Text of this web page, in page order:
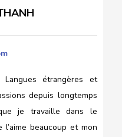
Langues étrangères et
depuis longtemps
je travaille dans le
beaucoup et mon